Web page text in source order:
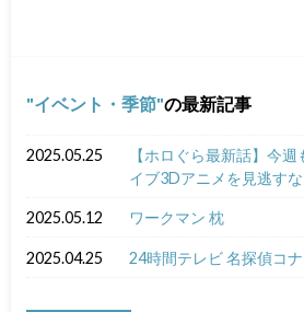
イベント・季節 の最新記事
2025.05.25
【ホロぐら最新話】今
イブ3Dアニメを見逃すな
2025.05.12 ワークマン 枕
2025.04.25 24時間テレビ 名探偵コ